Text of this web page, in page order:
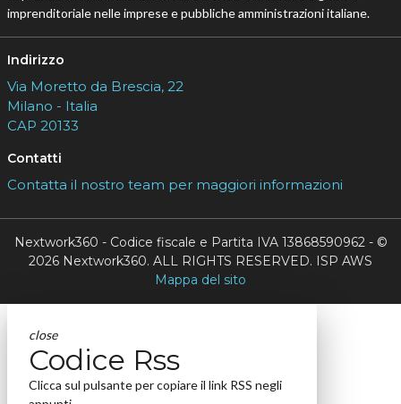
imprenditoriale nelle imprese e pubbliche amministrazioni italiane.
Indirizzo
Via Moretto da Brescia, 22
Milano - Italia
CAP 20133
Contatti
Contatta il nostro team per maggiori informazioni
Nextwork360 - Codice fiscale e Partita IVA 13868590962 - ©
2026 Nextwork360. ALL RIGHTS RESERVED. ISP AWS
Mappa del sito
close
Codice Rss
Clicca sul pulsante per copiare il link RSS negli